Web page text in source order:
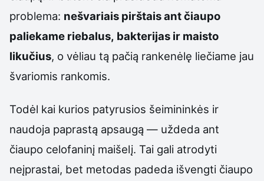
problema: nešvariais pirštais ant čiaupo
paliekame riebalus, bakterijas ir maisto
likučius, o vėliau tą pačią rankenėlę liečiame jau
švariomis rankomis.
Todėl kai kurios patyrusios šeimininkės ir
naudoja paprastą apsaugą — uždeda ant
čiaupo celofaninį maišelį. Tai gali atrodyti
neįprastai, bet metodas padeda išvengti čiaupo